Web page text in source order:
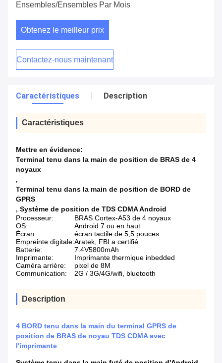
Ensembles/ensembles Par Mois
Obtenez le meilleur prix
Contactez-nous maintenant
Caractéristiques Description
Caractéristiques
Mettre en évidence:
Terminal tenu dans la main de position de BRAS de 4
noyaux
,
Terminal tenu dans la main de position de BORD de
GPRS
, Système de position de TDS CDMA Android
Processeur:
BRAS Cortex-A53 de 4 noyaux
OS:
Android 7 ou en haut
Écran:
écran tactile de 5,5 pouces
Empreinte digitale:Aratek, FBI a certifié
Batterie:
7.4V5800mAh
Imprimante:
Imprimante thermique inbedded
Caméra arrière:
pixel de 8M
Communication:
2G / 3G/4G/wifi, bluetooth
Description
4 BORD tenu dans la main du terminal GPRS de
position de BRAS de noyau TDS CDMA avec
l'imprimante